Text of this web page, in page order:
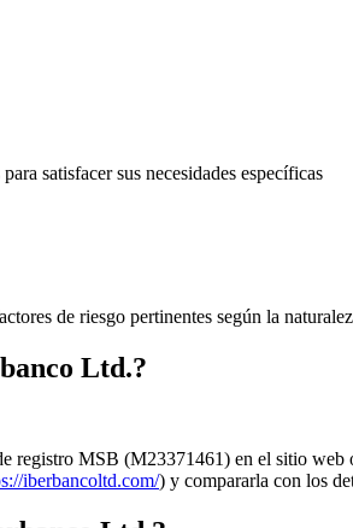
satisfacer sus necesidades específicas
de riesgo pertinentes según la
Ltd.?
registro MSB (M23371461) en el sitio
iberbancoltd.com/) y compararla con los